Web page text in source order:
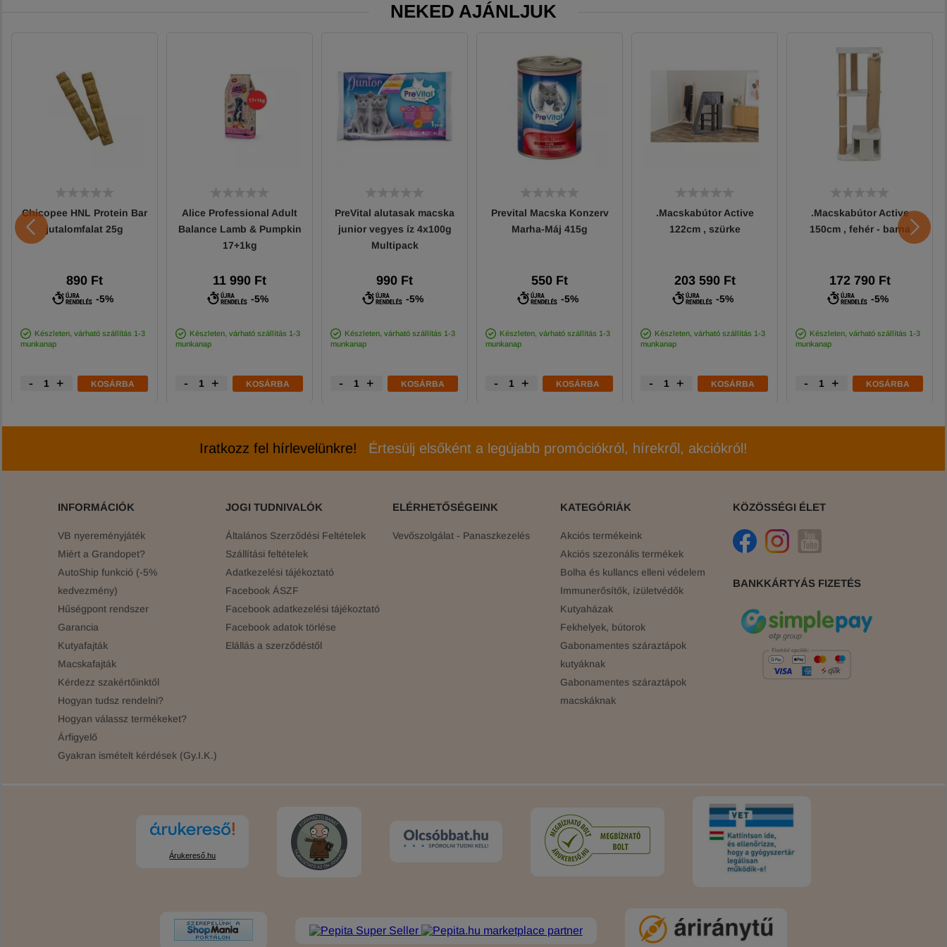
NEKED AJÁNLJUK
Chicopee HNL Protein Bar
jutalomfalat 25g
890 Ft
-5%
Készleten, várható szállítás 1-3
munkanap
- + KOSÁRBA
Alice Professional Adult
Balance Lamb & Pumpkin
17+1kg
11 990 Ft
-5%
Készleten, várható szállítás 1-3
munkanap
- + KOSÁRBA
PreVital alutasak macska
junior vegyes íz 4x100g
Multipack
990 Ft
-5%
Készleten, várható szállítás 1-3
munkanap
- + KOSÁRBA
Prevital Macska Konzerv
Marha-Máj 415g
550 Ft
-5%
Készleten, várható szállítás 1-3
munkanap
- + KOSÁRBA
.Macskabútor Active
122cm , szürke
203 590 Ft
-5%
Készleten, várható szállítás 1-3
munkanap
- + KOSÁRBA
.Macskabútor Active
150cm , fehér - barna
172 790 Ft
-5%
Készleten, várható szállítás 1-3
munkanap
- + KOSÁRBA
Iratkozz fel hírlevelünkre! Értesülj elsőként a legújabb promóciókról, hírekről, akciókról!
INFORMÁCIÓK
VB nyereményjáték
Miért a Grandopet?
AutoShip funkció (-5%
kedvezmény)
Hűségpont rendszer
Garancia
Kutyafajták
Macskafajták
Kérdezz szakértőinktől
Hogyan tudsz rendelni?
Hogyan válassz termékeket?
Árfigyelő
Gyakran ismételt kérdések (Gy.I.K.)
JOGI TUDNIVALÓK
Általános Szerződési Feltételek
Szállítási feltételek
Adatkezelési tájékoztató
Facebook ÁSZF
Facebook adatkezelési tájékoztató
Facebook adatok törlése
Elállás a szerződéstől
ELÉRHETŐSÉGEINK
Vevőszolgálat - Panaszkezelés
KATEGÓRIÁK
Akciós termékeink
Akciós szezonális termékek
Bolha és kullancs elleni védelem
Immunerősítők, ízületvédők
Kutyaházak
Fekhelyek, bútorok
Gabonamentes száraztápok
kutyáknak
Gabonamentes száraztápok
macskáknak
KÖZÖSSÉGI ÉLET
BANKKÁRTYÁS FIZETÉS
Árukereső.hu
marketplace partner